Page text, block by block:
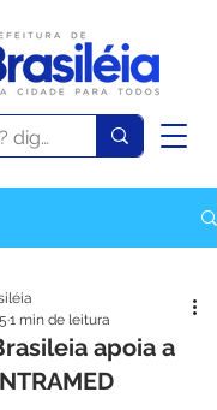
apoia a
1 min de leitura